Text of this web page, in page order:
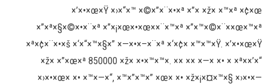
×’×•×œ×Ÿ ×›×“×™ ×©×”×¨×•×ª ×”× ×ž× ×™×ª ×¢×œ
×”×ª×§×©×•×¨×ª ×”×¡×œ×•×œ××¨×™×ª ×”×™×©×¨××œ×™×ª
×ª×¢×¨×•×š ×‘×“×™×§×” ×—×•×–×¨×ª ×‘×¢× ×™×™×Ÿ. ×’×•×œ×Ÿ
×ž× ×”×œ×ª 850000 ×ž× ×•×™×™×. ×× ×× ×—× ×• × ×ª××’×“
×›×•×œ× ×• ×™×—×“, ×™×”×™×” ×œ× ×• ×ž×¡×¤×™×§ ×›×•×—